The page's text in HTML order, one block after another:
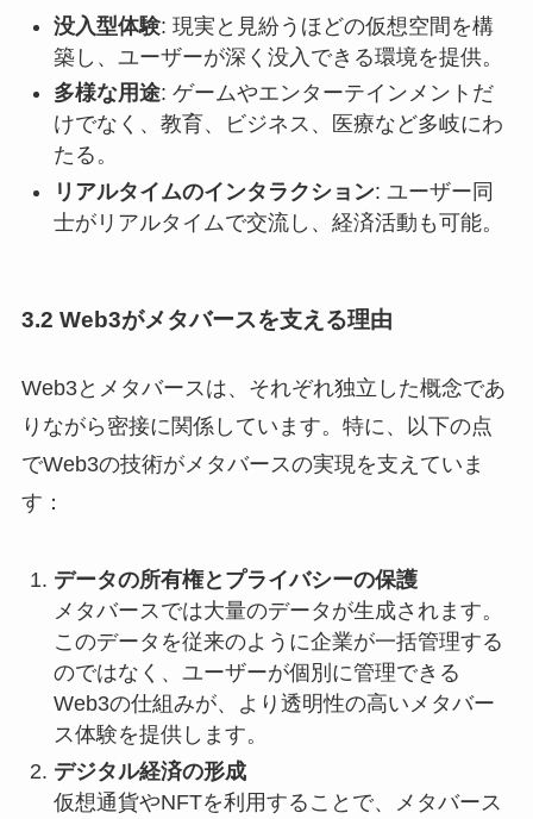
没入型体験: 現実と見紛うほどの仮想空間を構
築し、ユーザーが深く没入できる環境を提供。
多様な用途: ゲームやエンターテインメントだ
けでなく、教育、ビジネス、医療など多岐にわ
たる。
リアルタイムのインタラクション: ユーザー同
士がリアルタイムで交流し、経済活動も可能。
3.2 Web3がメタバースを支える理由
Web3とメタバースは、それぞれ独立した概念であ
りながら密接に関係しています。特に、以下の点
でWeb3の技術がメタバースの実現を支えていま
す：
データの所有権とプライバシーの保護
メタバースでは大量のデータが生成されます。
このデータを従来のように企業が一括管理する
のではなく、ユーザーが個別に管理できる
Web3の仕組みが、より透明性の高いメタバー
ス体験を提供します。
デジタル経済の形成
仮想通貨やNFTを利用することで、メタバース